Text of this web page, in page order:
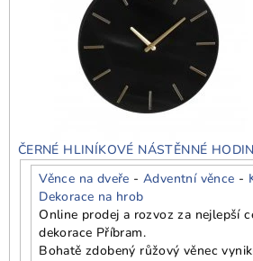
ČERNÉ HLINÍKOVÉ NÁSTĚNNÉ
Věnce na dveře -Adventní věnce -
Dekorace na hrob
Online prodej a rozvoz za nejlepší
dekorace Příbram.
Bohatě zdobený růžový věnec